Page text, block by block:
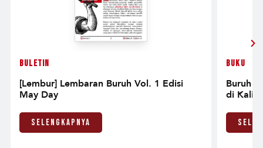
Buletin
[Lembur] Lembaran Buruh Vol. 1 Edisi
May Day
Selengkapnya
Buku
Buruh
di